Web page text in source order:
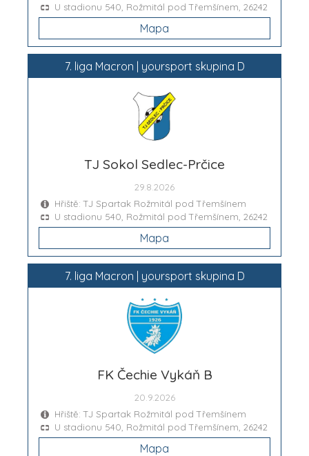
U stadionu 540, Rožmitál pod Třemšínem, 26242
Mapa
7. liga Macron | yoursport skupina D
TJ Sokol Sedlec-Prčice
29.8.2026
Hřiště: TJ Spartak Rožmitál pod Třemšínem
U stadionu 540, Rožmitál pod Třemšínem, 26242
Mapa
7. liga Macron | yoursport skupina D
FK Čechie Vykáň B
20.9.2026
Hřiště: TJ Spartak Rožmitál pod Třemšínem
U stadionu 540, Rožmitál pod Třemšínem, 26242
Mapa